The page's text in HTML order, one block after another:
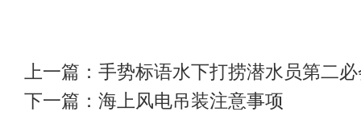
上一篇： 手势标语水下打捞潜水员第二
下一篇： 海上风电吊装注意事项